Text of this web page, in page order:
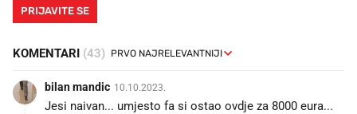
PRIJAVITE SE
KOMENTARI (43)
bilan mandic 10.10.2023.
Jesi naivan... umjesto fa si ostao ovdje za 8000 eura...